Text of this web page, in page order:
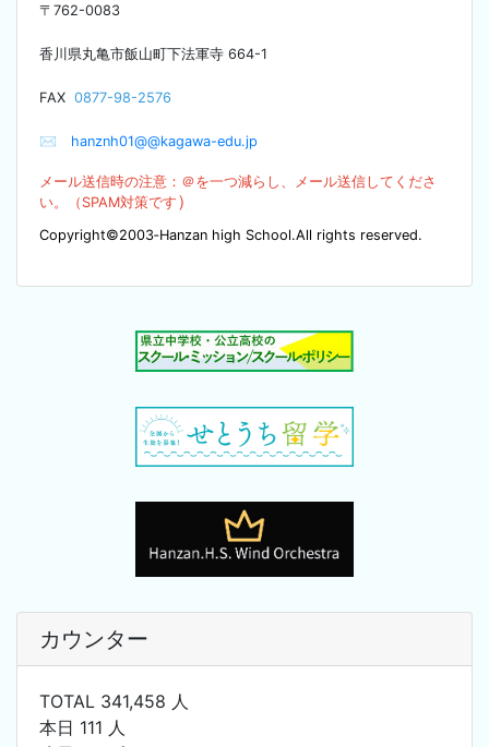
〒 762-0083
香川県丸亀市飯山町下法軍寺 664-1
FAX 0877-98-2576
✉ hanznh01@@kagawa-edu.jp
メール送信時の注意：＠を一つ減らし、メール送信してくださ
い。（SPAM対策です ）
Copyright©2003‐Hanzan high School.All rights reserved.
カウンター
TOTAL 341,458 人
本日 111 人